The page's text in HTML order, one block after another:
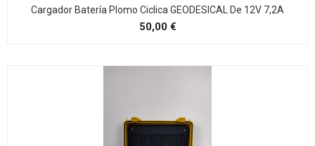
Cargador Batería Plomo Ciclica GEODESICAL De 12V 7,2A
50,00 €Precio